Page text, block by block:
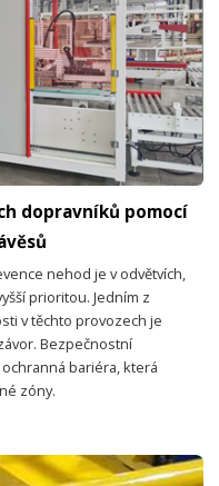
dopravníků pomocí
nehod je v odvětvích,
prioritou. Jedním z
v těchto provozech je
Bezpečnostní
bariéra, která
zóny.